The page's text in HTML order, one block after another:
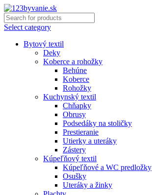
Select category
Bytový textil
Deky
Koberce a rohožky
Behúne
Koberce
Rohožky
Kuchynský textil
Chňapky
Obrusy
Podsedáky na stoličky
Prestieranie
Utierky a uteráky
Zástery
Kúpeľňový textil
Kúpeľňové a WC predložky
Osušky
Uteráky a žinky